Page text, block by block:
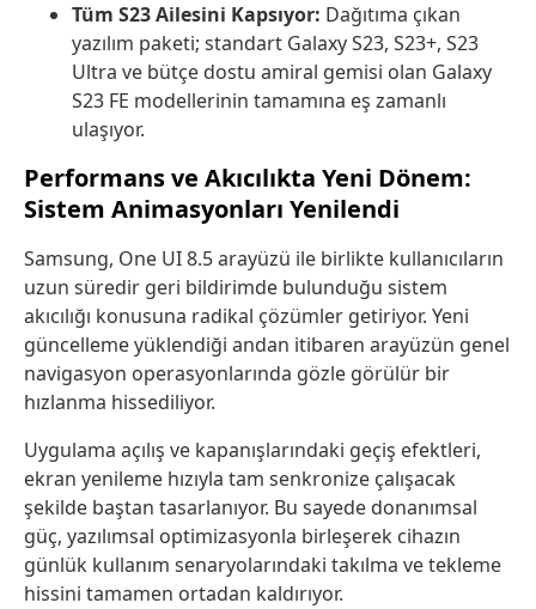
Tüm S23 Ailesini Kapsıyor: Dağıtıma çıkan
yazılım paketi; standart Galaxy S23, S23+, S23
Ultra ve bütçe dostu amiral gemisi olan Galaxy
S23 FE modellerinin tamamına eş zamanlı
ulaşıyor.
Performans ve Akıcılıkta Yeni Dönem:
Sistem Animasyonları Yenilendi
Samsung, One UI 8.5 arayüzü ile birlikte kullanıcıların
uzun süredir geri bildirimde bulunduğu sistem
akıcılığı konusuna radikal çözümler getiriyor. Yeni
güncelleme yüklendiği andan itibaren arayüzün genel
navigasyon operasyonlarında gözle görülür bir
hızlanma hissediliyor.
Uygulama açılış ve kapanışlarındaki geçiş efektleri,
ekran yenileme hızıyla tam senkronize çalışacak
şekilde baştan tasarlanıyor. Bu sayede donanımsal
güç, yazılımsal optimizasyonla birleşerek cihazın
günlük kullanım senaryolarındaki takılma ve tekleme
hissini tamamen ortadan kaldırıyor.